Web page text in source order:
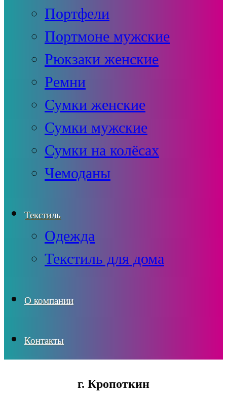
Портфели
Портмоне мужские
Рюкзаки женские
Ремни
Сумки женские
Сумки мужские
Сумки на колёсах
Чемоданы
Текстиль
Одежда
Текстиль для дома
О компании
Контакты
г. Кропоткин